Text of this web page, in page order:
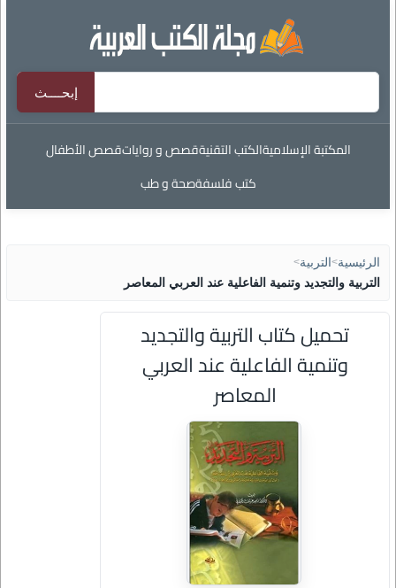
المكتبة الإسلاميةالكتب التقنيةقصص و رواياتقصص الأطفال
كتب فلسفةصحة و طب
الرئيسية> التربية>
التربية والتجديد وتنمية الفاعلية عند العربي المعاصر
تحميل كتاب التربية والتجديد
وتنمية الفاعلية عند العربي
المعاصر